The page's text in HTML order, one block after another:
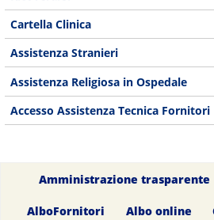
Cartella Clinica
Assistenza Stranieri
Assistenza Religiosa in Ospedale
Accesso Assistenza Tecnica Fornitori
Amministrazione trasparente
AlboFornitori Albo online